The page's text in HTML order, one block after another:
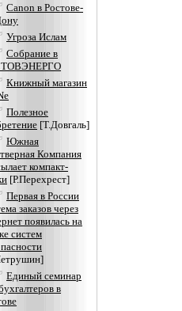
Canon в Ростове-
Угроза Ислам
Собрание в
Книжный магазин
Полезное
[Т.Довгаль]
Южная
Компания
компакт-
[Р.Перехрест]
Первая в России
заказов через
появилась на
систем
Единый семинар
в